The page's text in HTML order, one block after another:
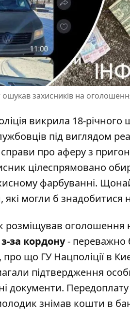
захисників на
викрила 18-
під виглядом
про аферу з
цілеспрямовано
фарбуванні.
які могли б знадобитися
розміщував оголошення
за кордону- переважно
про що ГУ Нацполіції в
підтвердження
документи.
знімав кошти в